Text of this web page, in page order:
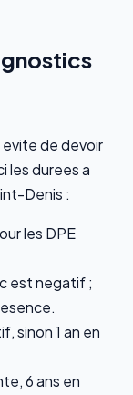
de devoir
les durees a
Denis :
les DPE
est negatif ;
sinon 1 an en
6 ans en